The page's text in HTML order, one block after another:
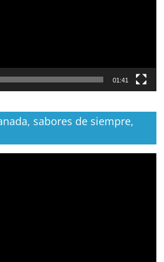
01:41
sabores de siempre,